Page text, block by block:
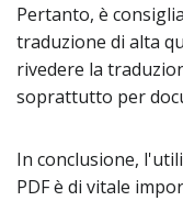
Pertanto, è
traduzione di alta
rivedere la
soprattutto per
In conclusione,
PDF è di vitale